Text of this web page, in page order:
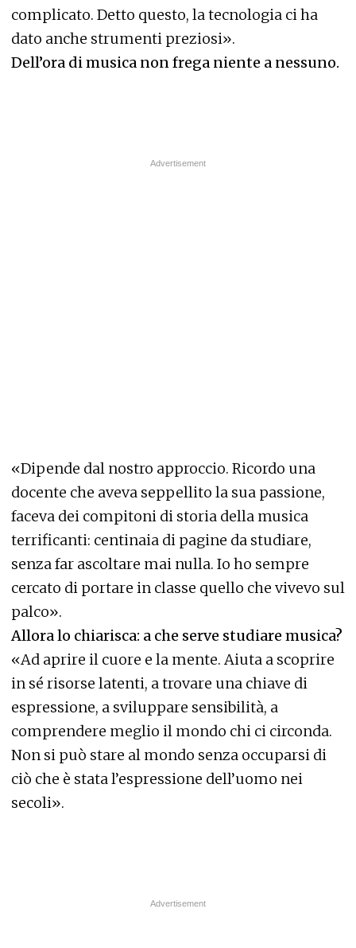
complicato. Detto questo, la tecnologia ci ha
dato anche strumenti preziosi».
Dell’ora di musica non frega niente a nessuno.
«Dipende dal nostro approccio. Ricordo una
docente che aveva seppellito la sua passione,
faceva dei compitoni di storia della musica
terrificanti: centinaia di pagine da studiare,
senza far ascoltare mai nulla. Io ho sempre
cercato di portare in classe quello che vivevo sul
palco».
Allora lo chiarisca: a che serve studiare musica?
«Ad aprire il cuore e la mente. Aiuta a scoprire
in sé risorse latenti, a trovare una chiave di
espressione, a sviluppare sensibilità, a
comprendere meglio il mondo chi ci circonda.
Non si può stare al mondo senza occuparsi di
ciò che è stata l’espressione dell’uomo nei
secoli».